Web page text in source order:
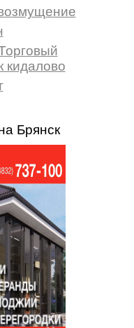
кидалово
Брянск